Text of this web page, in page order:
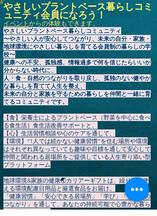
やさしいプラントベース暮らしコミ
ュニティ会員になろう！
イベントからの体験もできます。
やさしいプラントベース暮らしコミュニティ
〜やさしい人が安心してつながり、未来の自分・家族・
地球環境にやさしい暮らしを育てる会員制の暮らしの学
校〜
健康への不安、孤独感、情報過多で何を信じたらいいか
分からない時代に、
人・食・自然のつながりを取り戻し、孤独のない健やか
な暮らしを育てて人生を整え、
未来の自分と家族を守るための暮らしを仲間と一緒に育
てるコミュニティです。
【食】栄養士によるプラントベース（野菜を中心に食べ
る食生活）食生活改善サポートと、
【心】生活習慣相談や心のケアを通して、
【環境】“1人では続かない健康習慣”を住む場所や環境
はそれぞれ異なっていても趣味や目標を通して安心して
仲間と関われる居場所をご提供している人生寄り添い型
プラットフォーム
地球環境&家族の健康🌏️カリアーギフトは、繰り返し使
える環境配慮日用品と厳選食品をお届け。
「健康習慣」「安心できる居場所」「学び」「仲間との
つながり」を通して、あなたの持続可能で心豊かな暮ら
しを応援します。